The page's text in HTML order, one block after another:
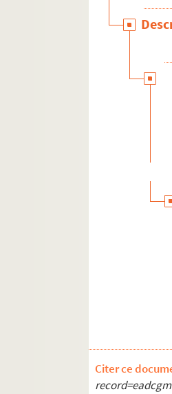
SEINE-
SOMME
YONNE
Citer ce